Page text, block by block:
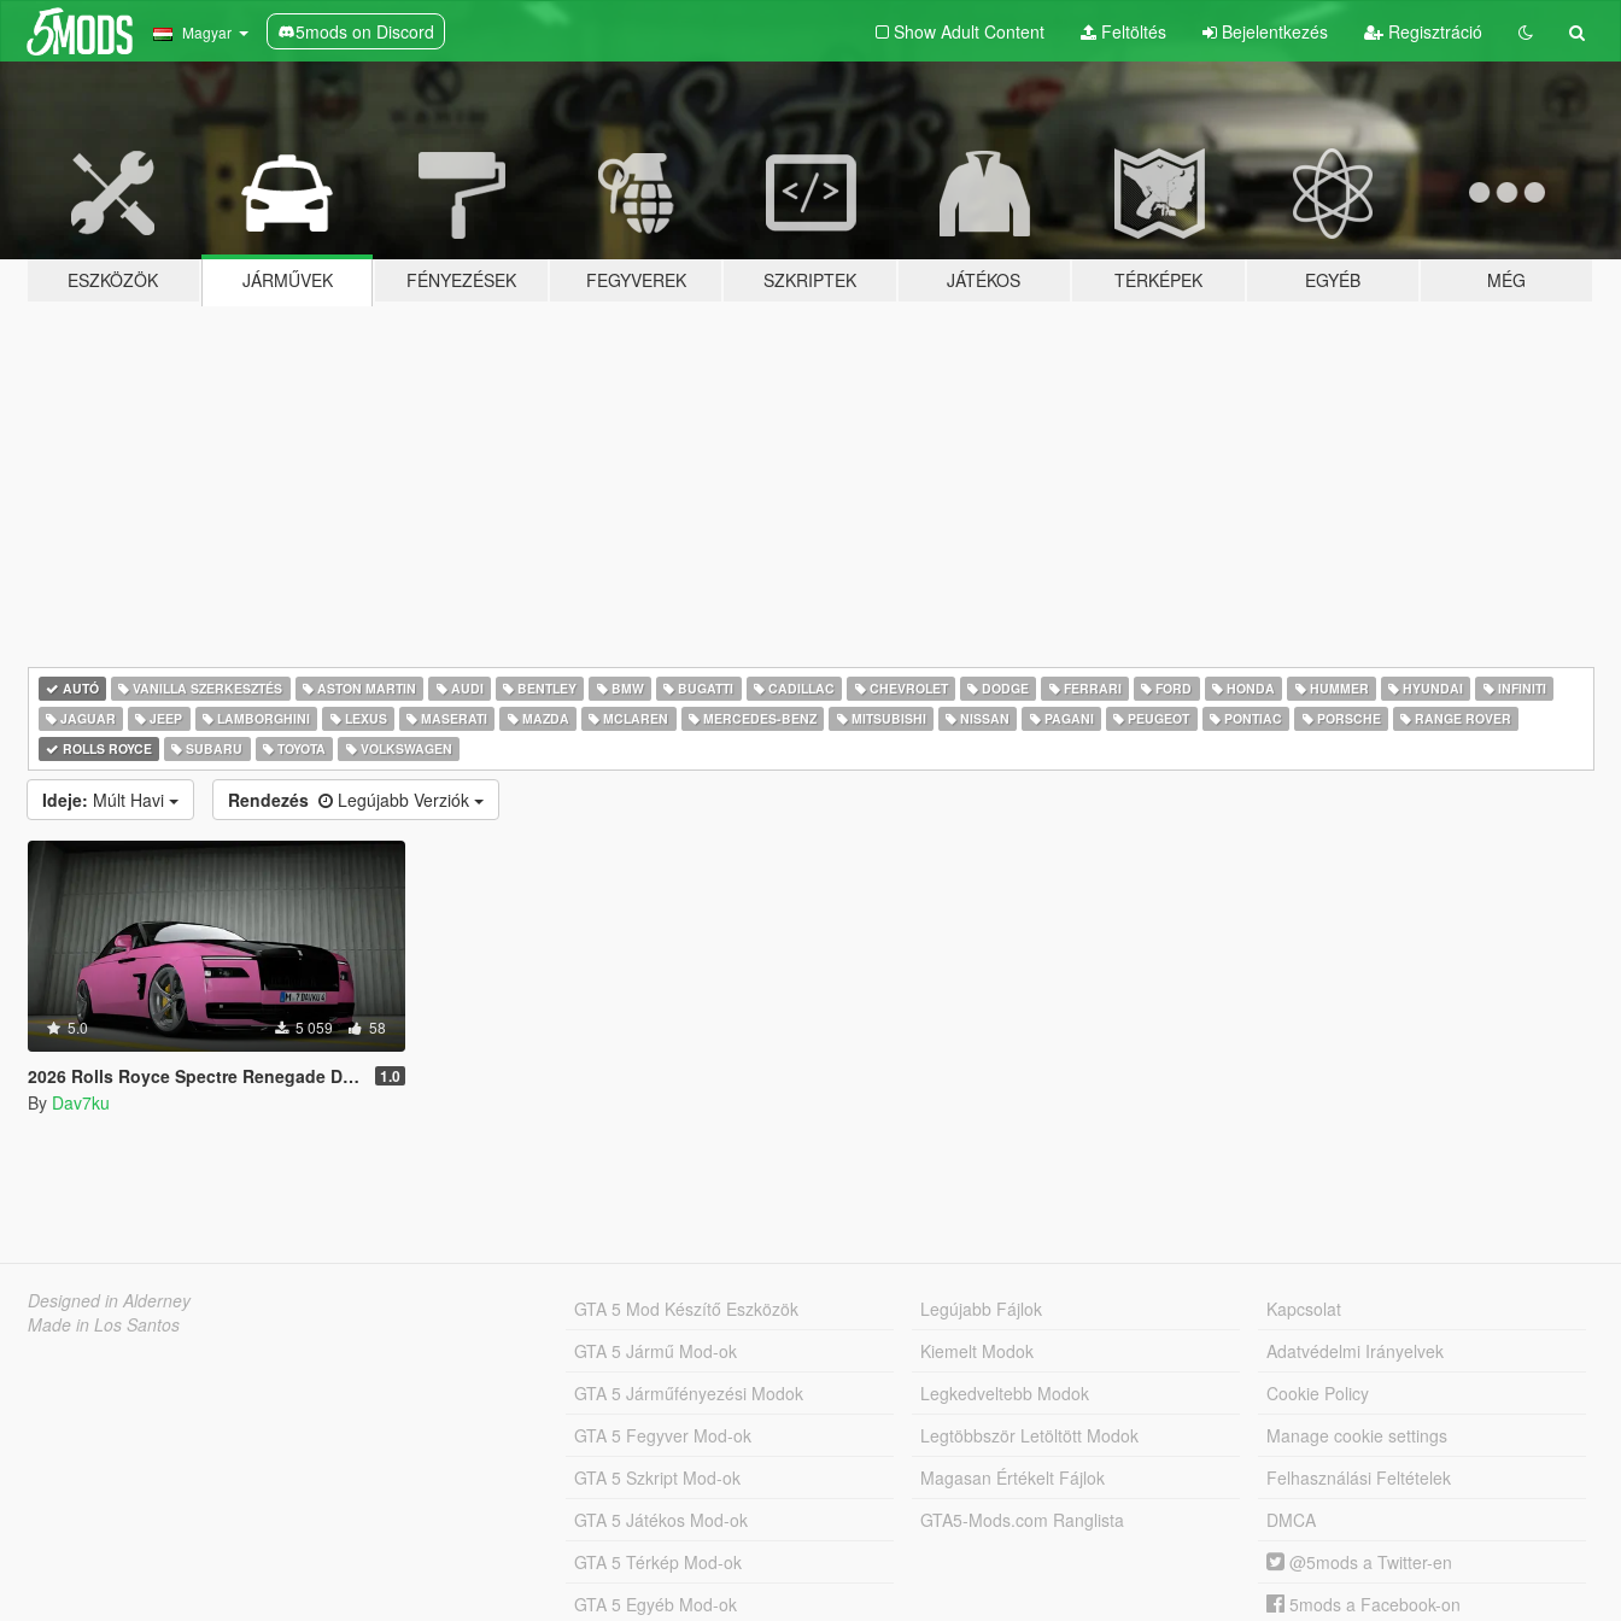
Magyar 5mods on Discord Show Adult Content Feltöltés Bejelentkezés Regisztráció
ESZKÖZÖK JÁRMŰVEK FÉNYEZÉSEK FEGYVEREK SZKRIPTEK JÁTÉKOS TÉRKÉPEK EGYÉB MÉG
AUTÓ VANILLA SZERKESZTÉS ASTON MARTIN AUDI BENTLEY BMW BUGATTI CADILLAC CHEVROLET DODGE FERRARI FORD HONDA HUMMER HYUNDAI
INFINITI
JAGUAR
JEEP LAMBORGHINI LEXUS MASERATI MAZDA MCLAREN MERCEDES-BENZ MITSUBISHI NISSAN PAGANI PEUGEOT PONTIAC PORSCHE
RANGE ROVER
ROLLS ROYCE
SUBARU TOYOTA VOLKSWAGEN
Ideje: Múlt Havi Rendezés Legújabb Verziók
5.0 5 059 58
2026 Rolls Royce Spectre Renegade Design [Add-On | Extras] [Animated Statue] 1.0
By Dav7ku
Designed in Alderney
Made in Los Santos
GTA 5 Mod Készítő Eszközök
GTA 5 Jármű Mod-ok
GTA 5 Járműfényezési Modok
GTA 5 Fegyver Mod-ok
GTA 5 Szkript Mod-ok
GTA 5 Játékos Mod-ok
GTA 5 Térkép Mod-ok
GTA 5 Egyéb Mod-ok
Legújabb Fájlok
Kiemelt Modok
Legkedveltebb Modok
Legtöbbször Letöltött Modok
Magasan Értékelt Fájlok
GTA5-Mods.com Ranglista
Kapcsolat
Adatvédelmi Irányelvek
Cookie Policy
Manage cookie settings
Felhasználási Feltételek
DMCA
@5mods a Twitter-en
5mods a Facebook-on